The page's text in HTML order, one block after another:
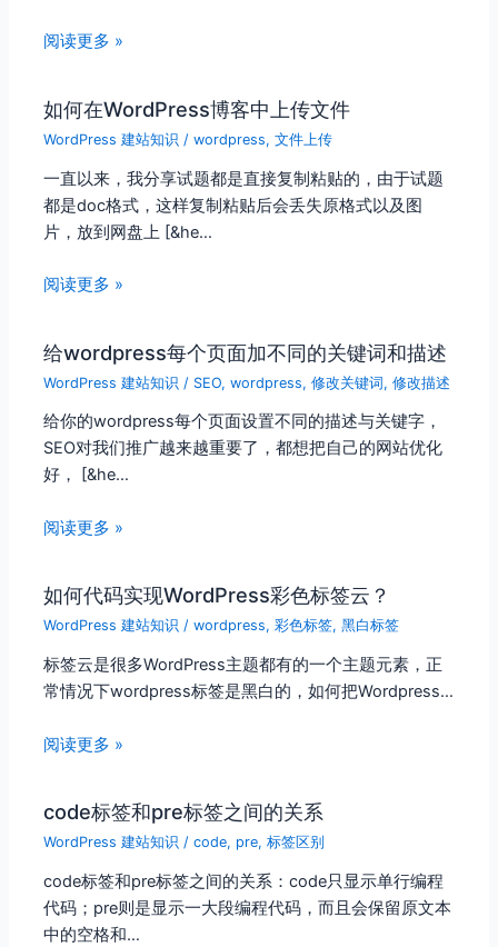
阅读更多 »
如何在WordPress博客中上传文件
WordPress 建站知识 /wordpress,文件上传
一直以来，我分享试题都是直接复制粘贴的，由于试题
都是doc格式，这样复制粘贴后会丢失原格式以及图
片，放到网盘上 [&he…
阅读更多 »
给wordpress每个页面加不同的关键词和描述
WordPress 建站知识 / SEO,wordpress,修改关键词,修改描述
给你的wordpress每个页面设置不同的描述与关键字，
SEO对我们推广越来越重要了，都想把自己的网站优化
好， [&he…
阅读更多 »
如何代码实现WordPress彩色标签云？
WordPress 建站知识 /wordpress,彩色标签,黑白标签
标签云是很多WordPress主题都有的一个主题元素，正
常情况下wordpress标签是黑白的，如何把Wordpress…
阅读更多 »
code标签和pre标签之间的关系
WordPress 建站知识 /code, pre,标签区别
code标签和pre标签之间的关系：code只显示单行编程
代码；pre则是显示一大段编程代码，而且会保留原文本
中的空格和…